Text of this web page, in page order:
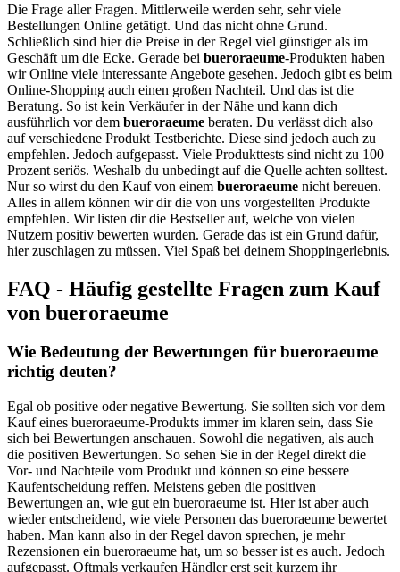
Die Frage aller Fragen. Mittlerweile werden sehr, sehr viele
Bestellungen Online getätigt. Und das nicht ohne Grund.
Schließlich sind hier die Preise in der Regel viel günstiger als im
Geschäft um die Ecke. Gerade bei bueroraeume-Produkten haben
wir Online viele interessante Angebote gesehen. Jedoch gibt es beim
Online-Shopping auch einen großen Nachteil. Und das ist die
Beratung. So ist kein Verkäufer in der Nähe und kann dich
ausführlich vor dem bueroraeume beraten. Du verlässt dich also
auf verschiedene Produkt Testberichte. Diese sind jedoch auch zu
empfehlen. Jedoch aufgepasst. Viele Produkttests sind nicht zu 100
Prozent seriös. Weshalb du unbedingt auf die Quelle achten solltest.
Nur so wirst du den Kauf von einem bueroraeume nicht bereuen.
Alles in allem können wir dir die von uns vorgestellten Produkte
empfehlen. Wir listen dir die Bestseller auf, welche von vielen
Nutzern positiv bewerten wurden. Gerade das ist ein Grund dafür,
hier zuschlagen zu müssen. Viel Spaß bei deinem Shoppingerlebnis.
FAQ - Häufig gestellte Fragen zum Kauf
von bueroraeume
Wie Bedeutung der Bewertungen für bueroraeume
richtig deuten?
Egal ob positive oder negative Bewertung. Sie sollten sich vor dem
Kauf eines bueroraeume-Produkts immer im klaren sein, dass Sie
sich bei Bewertungen anschauen. Sowohl die negativen, als auch
die positiven Bewertungen. So sehen Sie in der Regel direkt die
Vor- und Nachteile vom Produkt und können so eine bessere
Kaufentscheidung reffen. Meistens geben die positiven
Bewertungen an, wie gut ein bueroraeume ist. Hier ist aber auch
wieder entscheidend, wie viele Personen das bueroraeume bewertet
haben. Man kann also in der Regel davon sprechen, je mehr
Rezensionen ein bueroraeume hat, um so besser ist es auch. Jedoch
aufgepasst. Oftmals verkaufen Händler erst seit kurzem ihr